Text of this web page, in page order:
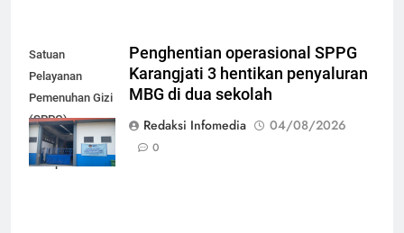
Satuan
Pelayanan
Pemenuhan Gizi
(SPPG)
Karangjati 3 di
Kabupaten Blora
Penghentian operasional SPPG
Karangjati 3 hentikan penyaluran
MBG di dua sekolah
Redaksi Infomedia
04/08/2026
0